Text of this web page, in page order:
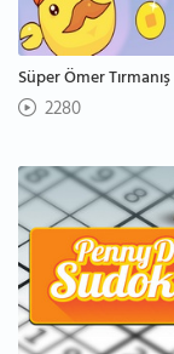
Süper Ömer Tırmanış
2280